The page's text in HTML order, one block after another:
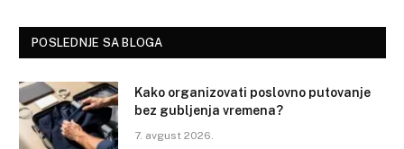
POSLEDNJE SA BLOGA
Kako organizovati poslovno putovanje
bez gubljenja vremena?
7. avgust 2026.